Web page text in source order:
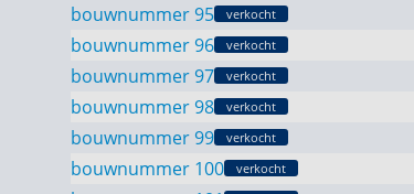
bouwnummer 95
verkocht
bouwnummer 96
verkocht
bouwnummer 97
verkocht
bouwnummer 98
verkocht
bouwnummer 99
verkocht
bouwnummer 100
verkocht